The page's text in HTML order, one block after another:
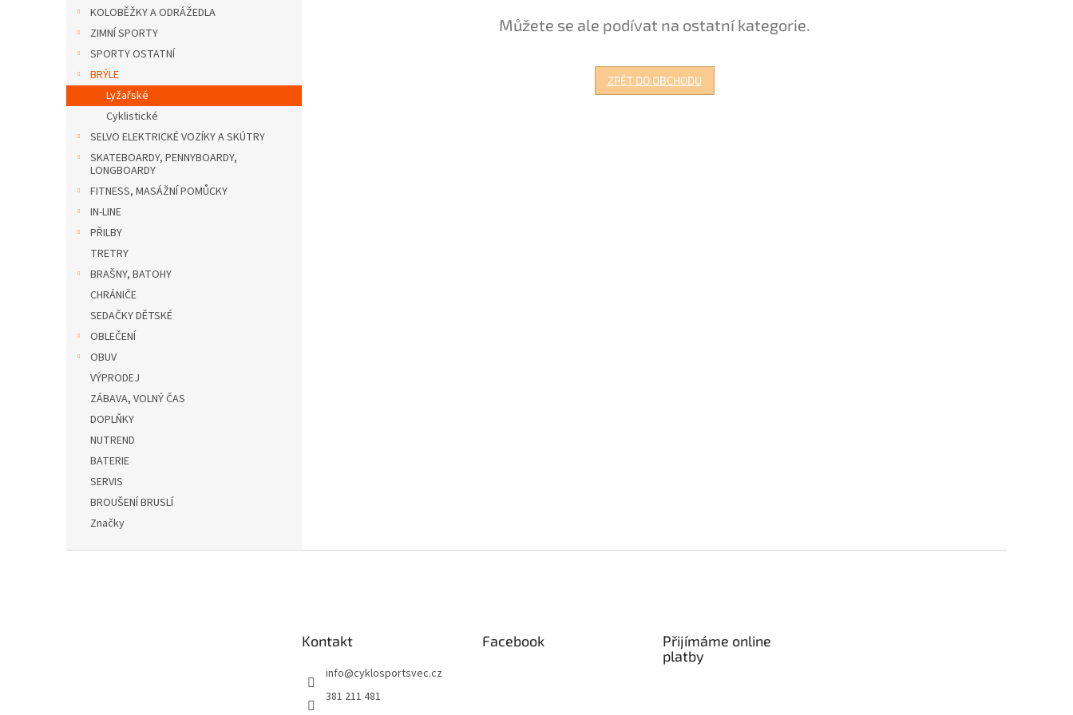
KOLOBĚŽKY A ODRÁŽEDLA
ZIMNÍ SPORTY
SPORTY OSTATNÍ
BRÝLE
Lyžařské
Cyklistické
SELVO ELEKTRICKÉ VOZÍKY A SKÚTRY
SKATEBOARDY, PENNYBOARDY,
LONGBOARDY
FITNESS, MASÁŽNÍ POMŮCKY
IN-LINE
PŘILBY
TRETRY
BRAŠNY, BATOHY
CHRÁNIČE
SEDAČKY DĚTSKÉ
OBLEČENÍ
OBUV
VÝPRODEJ
ZÁBAVA, VOLNÝ ČAS
DOPLŇKY
NUTREND
BATERIE
SERVIS
BROUŠENÍ BRUSLÍ
Značky
Můžete se ale podívat na ostatní kategorie.
ZPĚT DO OBCHODU
Kontakt
info@cyklosportsvec.cz
381 211 481
Facebook
Přijímáme online
platby